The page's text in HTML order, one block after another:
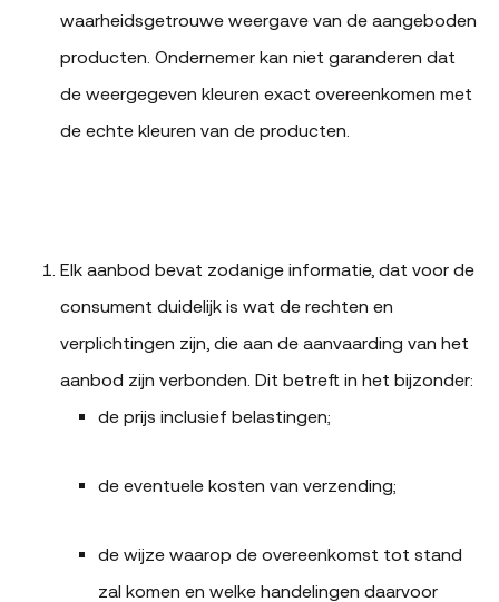
waarheidsgetrouwe weergave van de aangeboden
producten. Ondernemer kan niet garanderen dat
de weergegeven kleuren exact overeenkomen met
de echte kleuren van de producten.
Elk aanbod bevat zodanige informatie, dat voor de
consument duidelijk is wat de rechten en
verplichtingen zijn, die aan de aanvaarding van het
aanbod zijn verbonden. Dit betreft in het bijzonder:
de prijs inclusief belastingen;
de eventuele kosten van verzending;
de wijze waarop de overeenkomst tot stand
zal komen en welke handelingen daarvoor